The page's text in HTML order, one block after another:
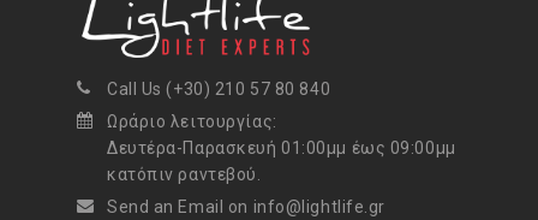
Call Us (+30) 210 57 80 840
Ωράριο λειτουργίας:
Δευτέρα-Παρασκευή 01:00μμ έως 09:00μμ
κατόπιν ραντεβού.
Send an Email on info@lightlife.gr